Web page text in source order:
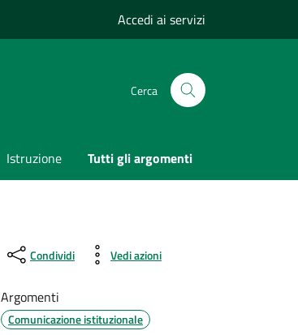
Accedi ai servizi
Cerca
Istruzione Tutti gli argomenti
Condividi Vedi azioni
Argomenti
Comunicazione istituzionale